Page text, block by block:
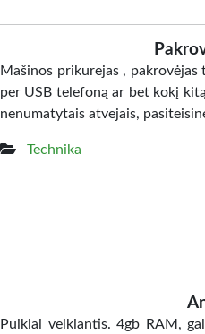
Mašinos prikurejas ,
per USB telefoną ar bet kokį
nenumatytais atvejais,
Technika
Puikiai veikiantis. 4gb RAM,